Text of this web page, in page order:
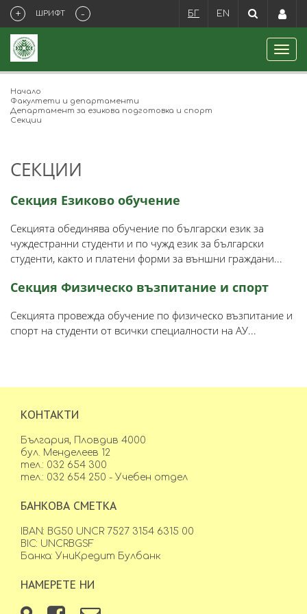
+ ШРИФТ - БГ EN
Начало
Факултети и департаменти
Департамент за езикова подготовка и спорт
Секции
СЕКЦИИ
Секция Езиково обучение
Секцията обединява обучение по български език за
чуждестранни студенти и по чужд език за български
студенти, както и платени форми за външни граждани...
Секция Физическо възпитание и спорт
Секцията провежда обучение по физическо възпитание и
спорт на студенти от всички специалности на АУ...
КОНТАКТИ
България, Пловдив 4000
бул. Менделеев 12
тел.: 032 654 300
тел.: 032 654 250 - Учебен отдел
БАНКОВА СМЕТКА
IBAN: BG50 UNCR 7527 3154 6315 00
BIC: UNCRBGSF
Банка: УниКредит Булбанк
НАМЕРЕТЕ НИ